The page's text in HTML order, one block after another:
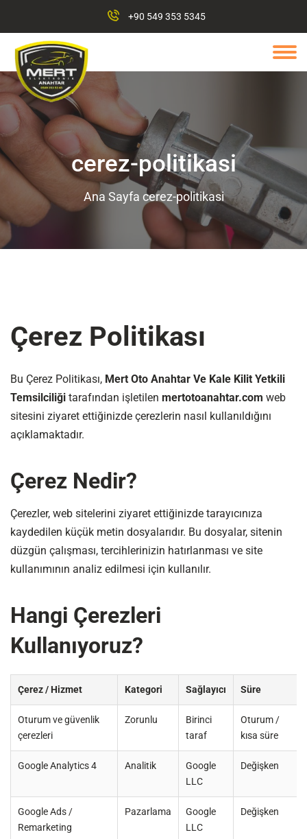
+90 549 353 5345
cerez-politikasi
Ana Sayfa cerez-politikasi
Çerez Politikası
Bu Çerez Politikası, Mert Oto Anahtar Ve Kale Kilit Yetkili
Temsilciliği tarafından işletilen mertotoanahtar.com web
sitesini ziyaret ettiğinizde çerezlerin nasıl kullanıldığını
açıklamaktadır.
Çerez Nedir?
Çerezler, web sitelerini ziyaret ettiğinizde tarayıcınıza
kaydedilen küçük metin dosyalarıdır. Bu dosyalar, sitenin
düzgün çalışması, tercihlerinizin hatırlanması ve site
kullanımının analiz edilmesi için kullanılır.
Hangi Çerezleri
Kullanıyoruz?
Çerez / Hizmet Kategori Sağlayıcı Süre
Oturum ve güvenlik
çerezleri
Zorunlu
Birinci
taraf
Oturum /
kısa süre
Google Analytics 4 Analitik
Google
LLC
Değişken
Google Ads /
Remarketing
Pazarlama
Google
LLC
Değişken